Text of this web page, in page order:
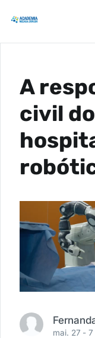
A
civil
mai. 27 -7